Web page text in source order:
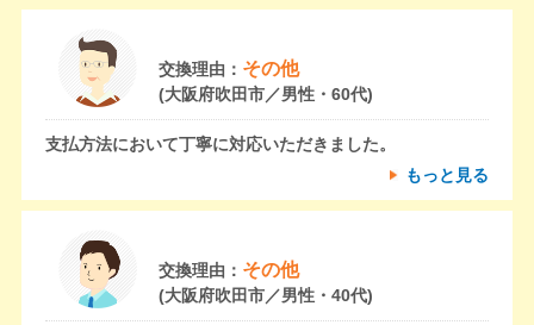
交換理由： その他
(大阪府吹田市／男性・60代)
支払方法において丁寧に対応いただきました。
もっと見る
交換理由： その他
(大阪府吹田市／男性・40代)